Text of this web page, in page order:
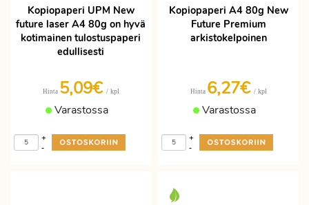
Kopiopaperi UPM New
future laser A4 80g on hyvä
kotimainen tulostuspaperi
edullisesti
Hinta 5,09€ / kpl
Varastossa
-
+
Kopiopaperi A4 80g New
Future Premium
arkistokelpoinen
Hinta 6,27€ / kpl
Varastossa
-
+